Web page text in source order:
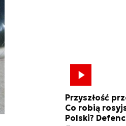
Przyszłość
Co robią
Polski?